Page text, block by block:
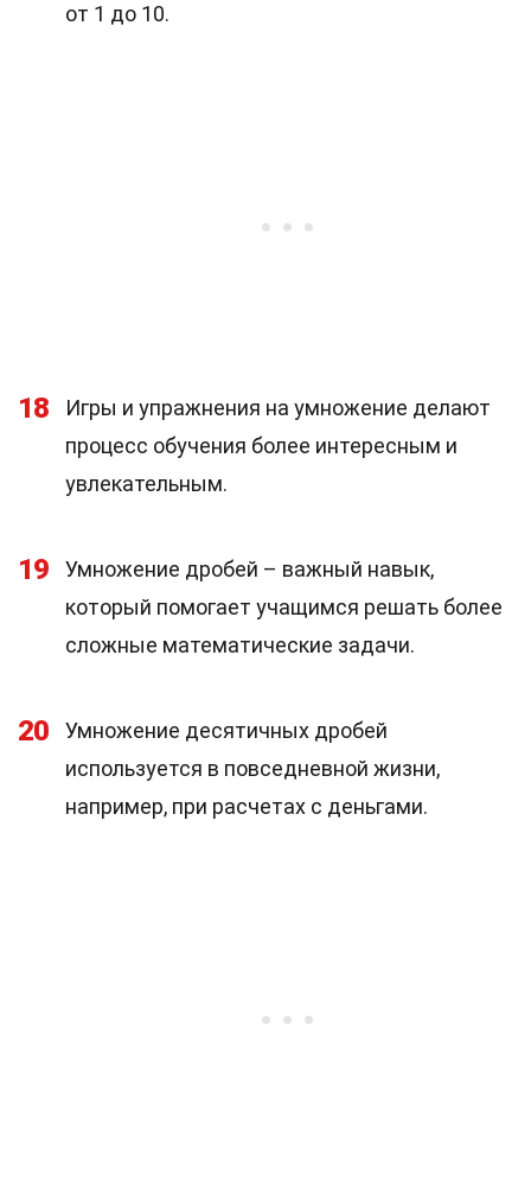
от 1 до 10.
18
Игры и упражнения на умножение делают
процесс обучения более интересным и
увлекательным.
19
Умножение дробей – важный навык,
который помогает учащимся решать более
сложные математические задачи.
20
Умножение десятичных дробей
используется в повседневной жизни,
например, при расчетах с деньгами.